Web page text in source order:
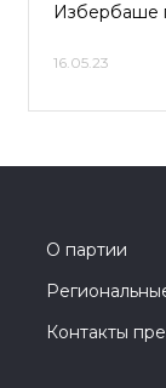
Избербаше
16.05.23
О партии
Контакты